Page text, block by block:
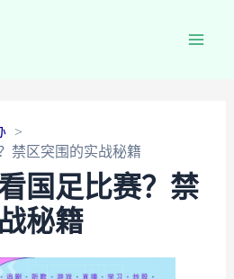
禁区突围的实战秘籍
国足比赛？禁
秘籍